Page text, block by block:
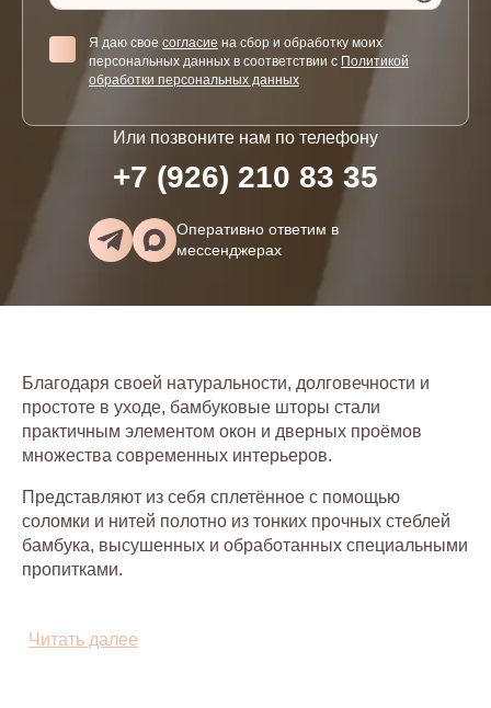
Я даю свое согласие на сбор и обработку моих
персональных данных в соответствии с Политикой
обработки персональных данных
Или позвоните нам по телефону
+7 (926) 210 83 35
Оперативно ответим в
мессенджерах
Благодаря своей натуральности, долговечности и
простоте в уходе, бамбуковые шторы стали
практичным элементом окон и дверных проёмов
множества современных интерьеров.
Представляют из себя сплетённое с помощью
соломки и нитей полотно из тонких прочных стеблей
бамбука, высушенных и обработанных специальными
пропитками.
обеспечивают хорошую защиту от солнца не
Читать далее